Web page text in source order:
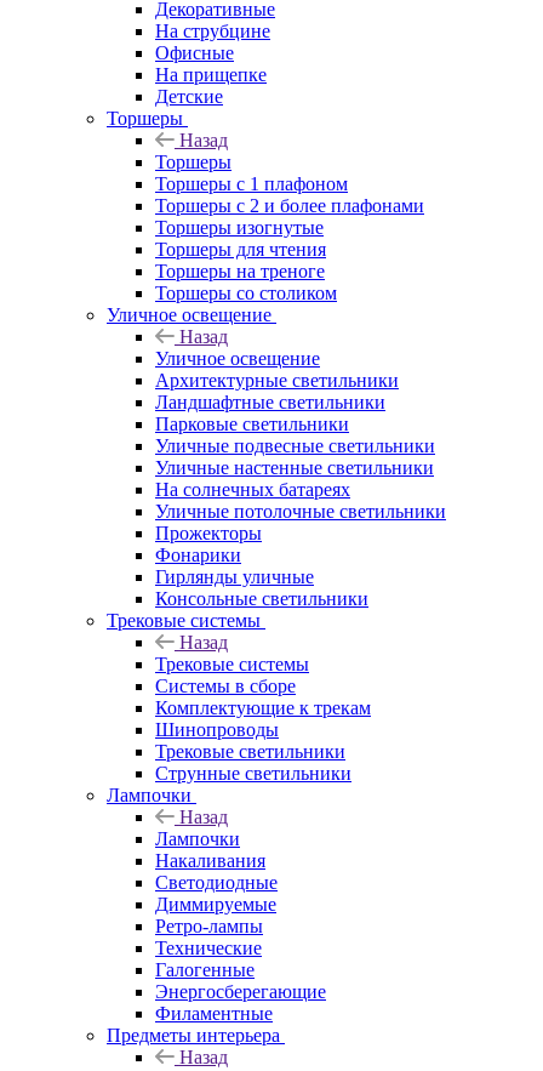
Декоративные
На струбцине
Офисные
На прищепке
Детские
Торшеры
Назад
Торшеры
Торшеры с 1 плафоном
Торшеры с 2 и более плафонами
Торшеры изогнутые
Торшеры для чтения
Торшеры на треноге
Торшеры со столиком
Уличное освещение
Назад
Уличное освещение
Архитектурные светильники
Ландшафтные светильники
Парковые светильники
Уличные подвесные светильники
Уличные настенные светильники
На солнечных батареях
Уличные потолочные светильники
Прожекторы
Фонарики
Гирлянды уличные
Консольные светильники
Трековые системы
Назад
Трековые системы
Системы в сборе
Комплектующие к трекам
Шинопроводы
Трековые светильники
Струнные светильники
Лампочки
Назад
Лампочки
Накаливания
Светодиодные
Диммируемые
Ретро-лампы
Технические
Галогенные
Энергосберегающие
Филаментные
Предметы интерьера
Назад